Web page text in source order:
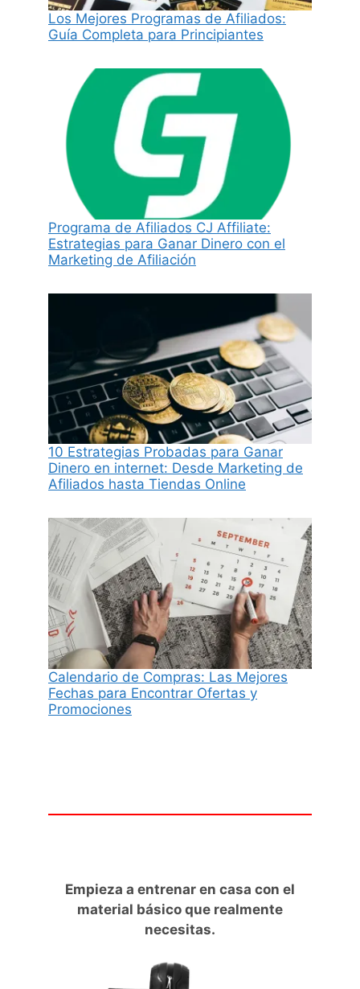
Los Mejores Programas de Afiliados:
Guía Completa para Principiantes
Programa de Afiliados CJ Affiliate:
Estrategias para Ganar Dinero con el
Marketing de Afiliación
10 Estrategias Probadas para Ganar
Dinero en internet: Desde Marketing de
Afiliados hasta Tiendas Online
Calendario de Compras: Las Mejores
Fechas para Encontrar Ofertas y
Promociones
Empieza a entrenar en casa con el
material básico que realmente
necesitas.